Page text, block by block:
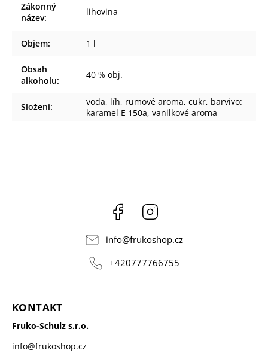
Zákonný
název:
lihovina
Objem: 1 l
Obsah
alkoholu:
40 % obj.
Složení:
voda, líh, rumové aroma, cukr, barvivo:
karamel E 150a, vanilkové aroma
Facebook
info@frukoshop.cz
+420777766755
KONTAKT
Fruko-Schulz s.r.o.
info@frukoshop.cz